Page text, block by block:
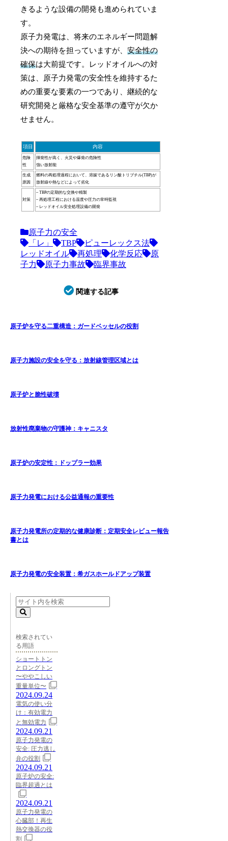
きるような設備の開発も進められていま
す。
原子力発電は、将来のエネルギー問題解
決への期待を担っていますが、安全性の
確保は大前提です。レッドオイルへの対
策は、原子力発電の安全性を維持するた
めの重要な要素の一つであり、継続的な
研究開発と厳格な安全基準の遵守が欠か
せません。
項目 内容
危険
性
揮発性が高く、火災や爆発の危険性
強い放射能
生成
原因
燃料の再処理過程において、溶媒であるリン酸トリブチル(TBP)が
放射線や熱などによって劣化
対策
– TBPの定期的な交換や精製
– 再処理工程における温度や圧力の常時監視
– レッドオイル安全処理設備の開発
原子力の安全
「レ」
TBP
ピューレックス法
レッドオイル
再処理 化学反応
原
子力
原子力事故 臨界事故
関連する記事
原子炉を守る二重構造：ガードベッセルの役割
原子力施設の安全を守る：放射線管理区域とは
原子炉と脆性破壊
放射性廃棄物の守護神：キャニスタ
原子炉の安定性：ドップラー効果
原子力発電における公益通報の重要性
原子力発電所の定期的な健康診断：定期安全レビュー報告
書とは
原子力発電の安全装置：希ガスホールドアップ装置
検索されてい
る用語
ショートトン
とロングトン
〜ややこしい
重量単位〜
2024.09.24
電気の使い分
け：有効電力
と無効電力
2024.09.21
原子力発電の
安全: 圧力逃し
弁の役割
2024.09.21
原子炉の安全:
臨界超過とは
2024.09.21
原子力発電の
心臓部！再生
熱交換器の役
割